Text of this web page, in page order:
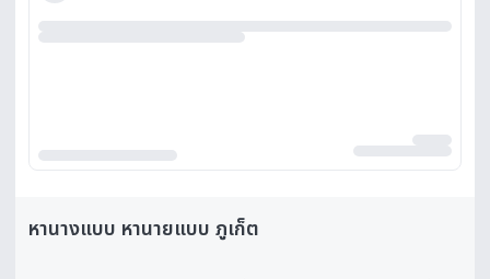
หานางแบบ หานายแบบ ภูเก็ต